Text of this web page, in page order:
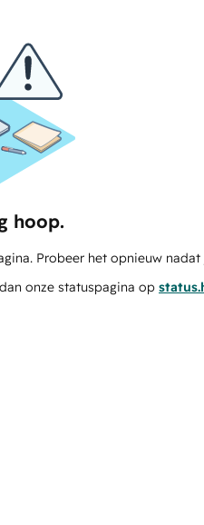
hoop.
Probeer het opnieuw
onze statuspagina op